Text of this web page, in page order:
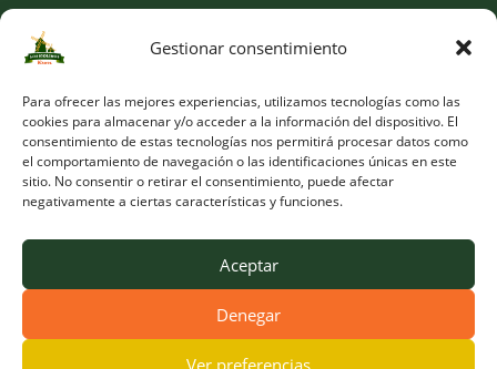
Gestionar consentimiento
Para ofrecer las mejores experiencias, utilizamos tecnologías como las
cookies para almacenar y/o acceder a la información del dispositivo. El
consentimiento de estas tecnologías nos permitirá procesar datos como
el comportamiento de navegación o las identificaciones únicas en este
sitio. No consentir o retirar el consentimiento, puede afectar
negativamente a ciertas características y funciones.
Aceptar
Denegar
Ver preferencias
SOCIAL
© Copyright 2026 Viveros Los Molinos |
Developed by Obelisk